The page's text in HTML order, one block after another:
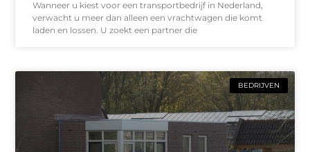
Wanneer u kiest voor een transportbedrijf in Nederland,
verwacht u meer dan alleen een vrachtwagen die komt
laden en lossen. U zoekt een partner die
BEDRIJVEN